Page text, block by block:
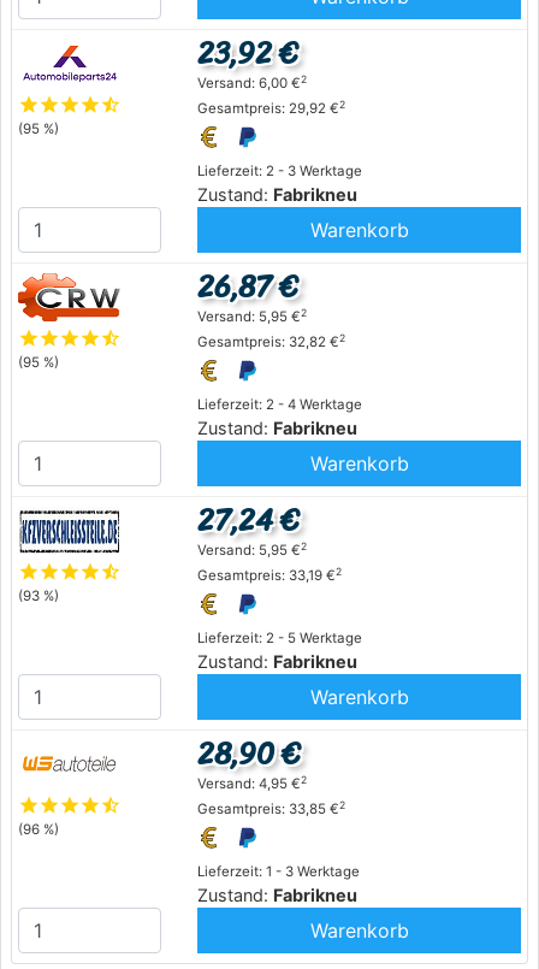
starstarstarstarstar_half
(95 %)
Lieferzeit: 2 - 3 Werktage
Zustand: Fabrikneu
23,92 €
Versand: 6,00 €2
Gesamtpreis: 29,92 €2
Warenkorb
starstarstarstarstar_half
(95 %)
Lieferzeit: 2 - 4 Werktage
Zustand: Fabrikneu
26,87 €
Versand: 5,95 €2
Gesamtpreis: 32,82 €2
Warenkorb
starstarstarstarstar_half
(93 %)
Lieferzeit: 2 - 5 Werktage
Zustand: Fabrikneu
27,24 €
Versand: 5,95 €2
Gesamtpreis: 33,19 €2
Warenkorb
starstarstarstarstar_half
(96 %)
Lieferzeit: 1 - 3 Werktage
Zustand: Fabrikneu
28,90 €
Versand: 4,95 €2
Gesamtpreis: 33,85 €2
Warenkorb